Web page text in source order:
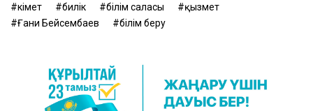
Үкімет билік білім саласы
қызмет
Ғани Бейсембаев
білім беру